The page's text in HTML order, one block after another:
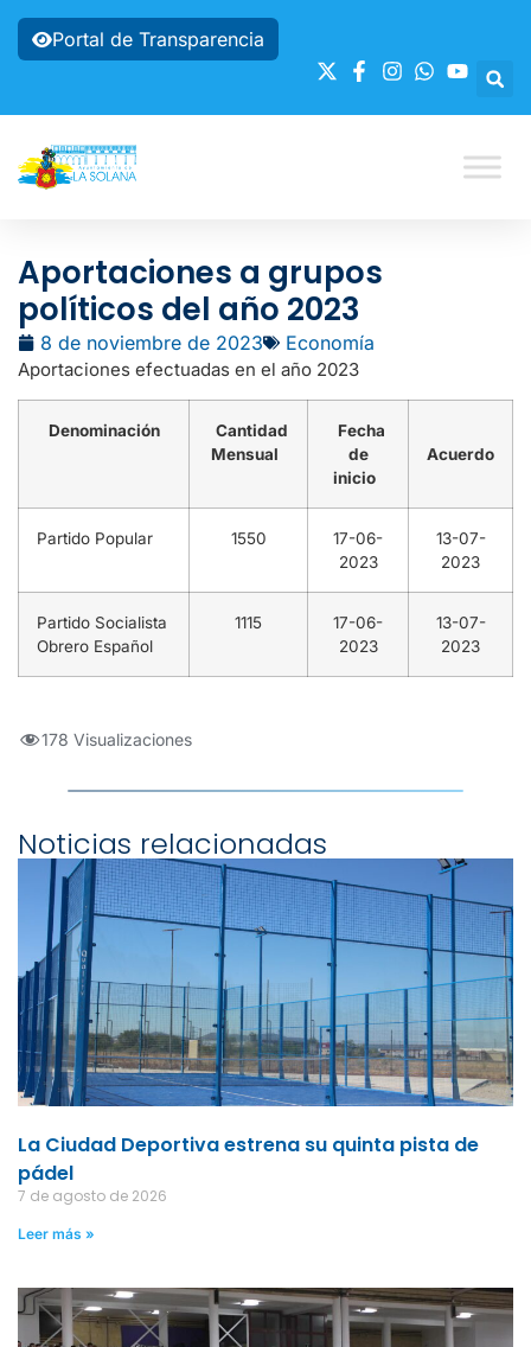
Portal de Transparencia
Aportaciones a grupos
políticos del año 2023
8 de noviembre de 2023 Economía
Aportaciones efectuadas en el año 2023
Denominación
Cantidad
Mensual
Fecha
de
inicio
Acuerdo
Partido Popular 1550
17-06-
2023
13-07-
2023
Partido Socialista
Obrero Español
1115
17-06-
2023
13-07-
2023
178 Visualizaciones
Noticias relacionadas
La Ciudad Deportiva estrena su quinta pista de
pádel
7 de agosto de 2026
Leer más »